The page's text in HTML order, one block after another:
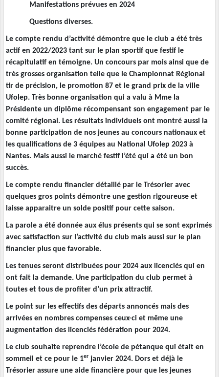
Manifestations prévues en 2024
Questions diverses.
Le compte rendu d’activité démontre que le club a été très
actif en 2022/2023 tant sur le plan sportif que festif le
récapitulatif en témoigne. Un concours par mois ainsi que de
très grosses organisation telle que le Championnat Régional
tir de précision, le promotion 87 et le grand prix de la ville
Ufolep. Très bonne organisation qui a valu à Mme la
Présidente un diplôme récompensant son engagement par le
comité régional. Les résultats individuels ont montré aussi la
bonne participation de nos jeunes au concours nationaux et
les qualifications de 3 équipes au National Ufolep 2023 à
Nantes. Mais aussi le marché festif l’été qui a été un bon
succès.
Le compte rendu financier détaillé par le Trésorier avec
quelques gros points démontre une gestion rigoureuse et
laisse apparaitre un solde positif pour cette saison.
La parole a été donnée aux élus présents qui se sont exprimés
avec satisfaction sur l’activité du club mais aussi sur le plan
financier plus que favorable.
Les tenues seront distribuées pour 2024 aux licenciés qui en
ont fait la demande. Une participation du club permet à
toutes et tous de profiter d’un prix attractif.
Le point sur les effectifs des départs annoncés mais des
arrivées en nombres compenses ceux-ci et même une
augmentation des licenciés fédération pour 2024.
Le club souhaite reprendre l’école de pétanque qui était en
sommeil et ce pour le 1er janvier 2024. Dors et déjà le
Trésorier assure une aide financière pour que les jeunes